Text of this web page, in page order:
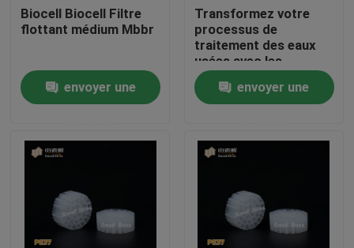
bloguer
Demandez une citation
Médias filtrants MBBR
Bio médias de MBBR
Biocell Biocell Filtre
flottant médium Mbbr
envoyer une
Transformez votre
processus de
traitement des eaux
usées avec les
supports filtrants
flottants : les
supports de biofiltre
efficaces
envoyer une